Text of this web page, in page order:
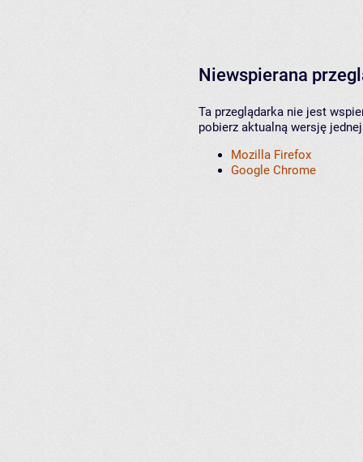
Niewspierana
Ta przeglądarka nie jest
pobierz aktualną wersję
Mozilla Firefox
Google Chrome